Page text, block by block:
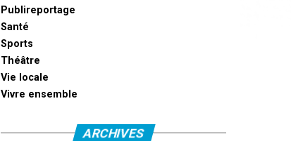
Publireportage
Santé
Sports
Théâtre
Vie locale
Vivre ensemble
ARCHIVES